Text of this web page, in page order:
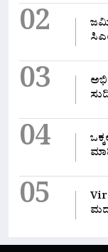
02
03
04
05